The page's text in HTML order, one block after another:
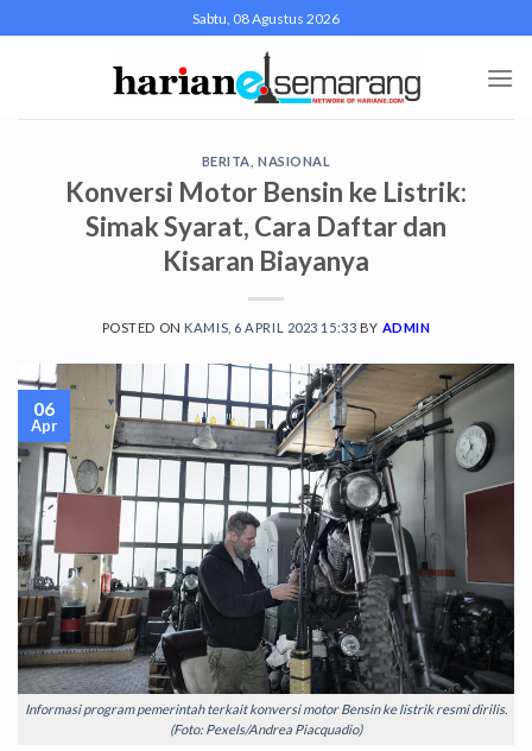
to
Sabtu, 08 Agustus 2026
BERITA NASIONAL
Konversi Motor Bensin ke Listrik:
Simak Syarat, Cara Daftar dan
Kisaran Biayanya
POSTED ON KAMIS, 6 APRIL 2023 15:33 BY ADMIN
Informasi program pemerintah terkait konversi motor Bensin ke listrik resmi dirilis.
(Foto: Pexels/Andrea Piacquadio)
06
Apr